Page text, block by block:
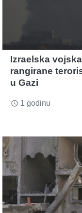
Izraelska
rangirane
u Gazi
access_time 1 godinu